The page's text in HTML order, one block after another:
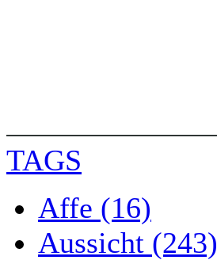
TAGS
Affe (16)
Aussicht (243)